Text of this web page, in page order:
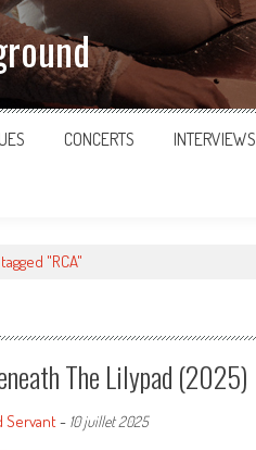
CONCERTS INTERVIEWS
"RCA"
The Lilypad (2025)
Servant- 10 juillet 2025